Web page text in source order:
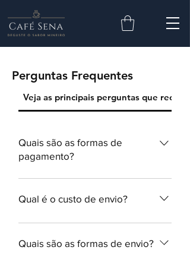
Perguntas Frequentes
Veja as principais perguntas que
Quais são as formas de
pagamento?
Boleto Bancário, Cartão de
Crédito e Pix
Qual é o custo de envio?
O custo de envio varia de acordo
com o volume da compra, sua
Quais são as formas de envio?